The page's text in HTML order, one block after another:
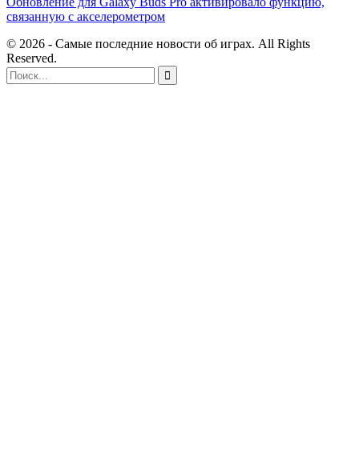
связанную с акселерометром
© 2026 - Самые последние новости об играх. All Rights
Reserved.